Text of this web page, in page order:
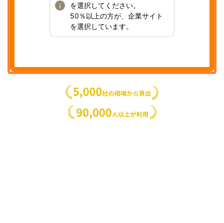
を選択してください。
50％以上の方が、企業サイト
を選択しています。